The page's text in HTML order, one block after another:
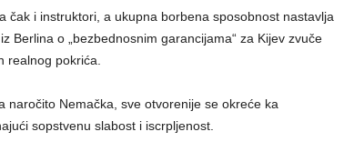
čak i instruktori, a ukupna borbena sposobnost nastavlja
Berlina o „bezbednosnim garancijama“ za Kijev zvuče
realnog pokrića.
naročito Nemačka, sve otvorenije se okreće ka
sopstvenu slabost i iscrpljenost.